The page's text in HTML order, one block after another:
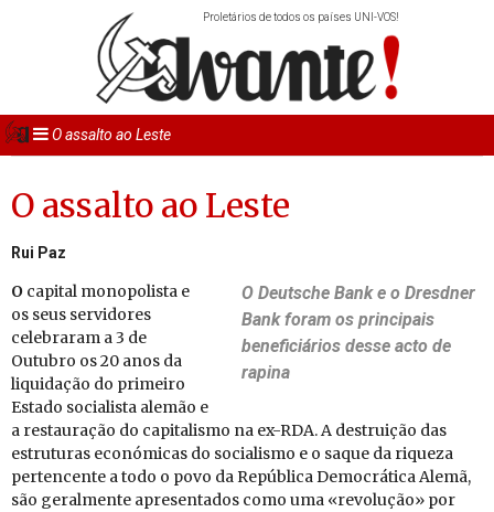
Proletários de todos os países UNI-VOS!
O assalto ao Leste
O assalto ao Leste
Rui Paz
O Deutsche Bank e o Dresdner
Bank foram os prin­ci­pais
be­ne­fi­ciá­rios desse acto de
ra­pina
O ca­pital mo­no­po­lista e
os seus ser­vi­dores
ce­le­braram a 3 de
Ou­tubro os 20 anos da
li­qui­dação do pri­meiro
Es­tado so­ci­a­lista alemão e
a res­tau­ração do ca­pi­ta­lismo na ex-RDA. A des­truição das
es­tru­turas eco­nó­micas do so­ci­a­lismo e o saque da ri­queza
per­ten­cente a todo o povo da Re­pú­blica De­mo­crá­tica Alemã,
são ge­ral­mente apre­sen­tados como uma «re­vo­lução» por